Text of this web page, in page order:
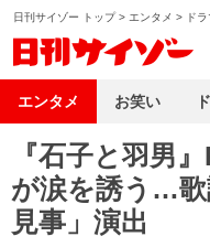
日刊サイゾー トップ> エンタメ > ドラ
『石子と羽男
が涙を誘う…
見事」演出
エンタメ お笑い